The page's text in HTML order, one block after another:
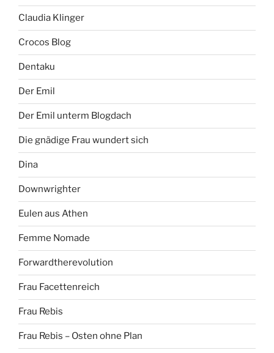
Claudia Klinger
Crocos Blog
Dentaku
Der Emil
Der Emil unterm Blogdach
Die gnädige Frau wundert sich
Dina
Downwrighter
Eulen aus Athen
Femme Nomade
Forwardtherevolution
Frau Facettenreich
Frau Rebis
Frau Rebis – Osten ohne Plan